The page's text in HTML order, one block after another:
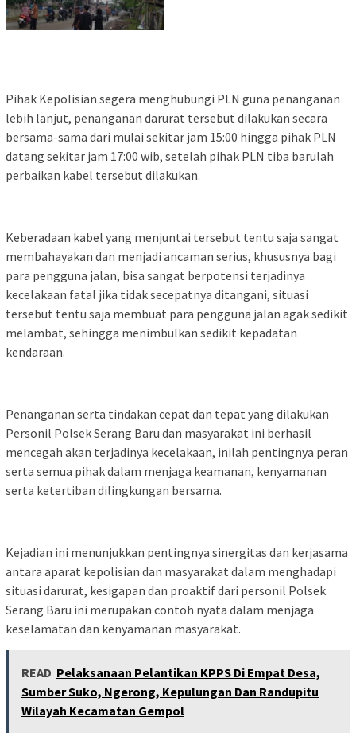
Pihak Kepolisian segera menghubungi PLN guna penanganan
lebih lanjut, penanganan darurat tersebut dilakukan secara
bersama-sama dari mulai sekitar jam 15:00 hingga pihak PLN
datang sekitar jam 17:00 wib, setelah pihak PLN tiba barulah
perbaikan kabel tersebut dilakukan.
Keberadaan kabel yang menjuntai tersebut tentu saja sangat
membahayakan dan menjadi ancaman serius, khususnya bagi
para pengguna jalan, bisa sangat berpotensi terjadinya
kecelakaan fatal jika tidak secepatnya ditangani, situasi
tersebut tentu saja membuat para pengguna jalan agak sedikit
melambat, sehingga menimbulkan sedikit kepadatan
kendaraan.
Penanganan serta tindakan cepat dan tepat yang dilakukan
Personil Polsek Serang Baru dan masyarakat ini berhasil
mencegah akan terjadinya kecelakaan, inilah pentingnya peran
serta semua pihak dalam menjaga keamanan, kenyamanan
serta ketertiban dilingkungan bersama.
Kejadian ini menunjukkan pentingnya sinergitas dan kerjasama
antara aparat kepolisian dan masyarakat dalam menghadapi
situasi darurat, kesigapan dan proaktif dari personil Polsek
Serang Baru ini merupakan contoh nyata dalam menjaga
keselamatan dan kenyamanan masyarakat.
READ Pelaksanaan Pelantikan KPPS Di Empat Desa,
Sumber Suko, Ngerong, Kepulungan Dan Randupitu
Wilayah Kecamatan Gempol